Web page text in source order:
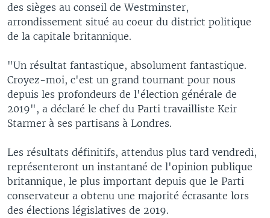
des sièges au conseil de Westminster,
arrondissement situé au coeur du district politique
de la capitale britannique.
"Un résultat fantastique, absolument fantastique.
Croyez-moi, c'est un grand tournant pour nous
depuis les profondeurs de l'élection générale de
2019", a déclaré le chef du Parti travailliste Keir
Starmer à ses partisans à Londres.
Les résultats définitifs, attendus plus tard vendredi,
représenteront un instantané de l'opinion publique
britannique, le plus important depuis que le Parti
conservateur a obtenu une majorité écrasante lors
des élections législatives de 2019.